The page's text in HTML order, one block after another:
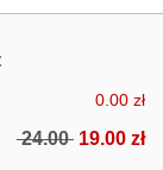
FOTOTAPETY
0.00 zł
24.00 19.00 zł